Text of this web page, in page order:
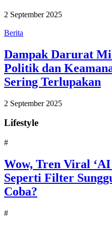
2 September 2025
Berita
Dampak Darurat
Politik dan
Sering Terlupakan
2 September 2025
Lifestyle
#
Wow, Tren Viral
Seperti Filter
Coba?
#